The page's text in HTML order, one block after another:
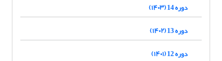
دوره 14 (۱۴۰۳)
دوره 13 (۱۴۰۲)
دوره 12 (۱۴۰۱)